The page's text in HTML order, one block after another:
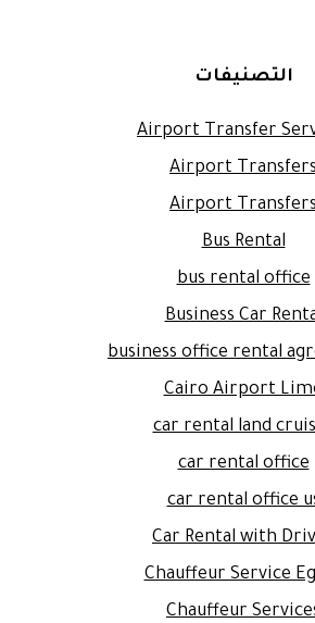
التصنيفات
Airport Transfer
Airport
Airport
Bus Rental
bus rental office
Business Car
business office rental
Cairo Airport
car rental land
car rental office
car rental office
Car Rental with
Chauffeur Service
Chauffeur